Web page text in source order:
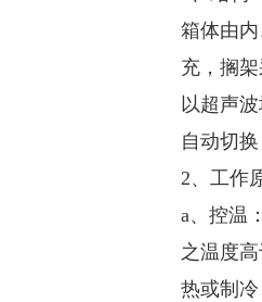
箱体由
充，搁
以超声
自动切
2、工作
a、控温
之温度
热或制